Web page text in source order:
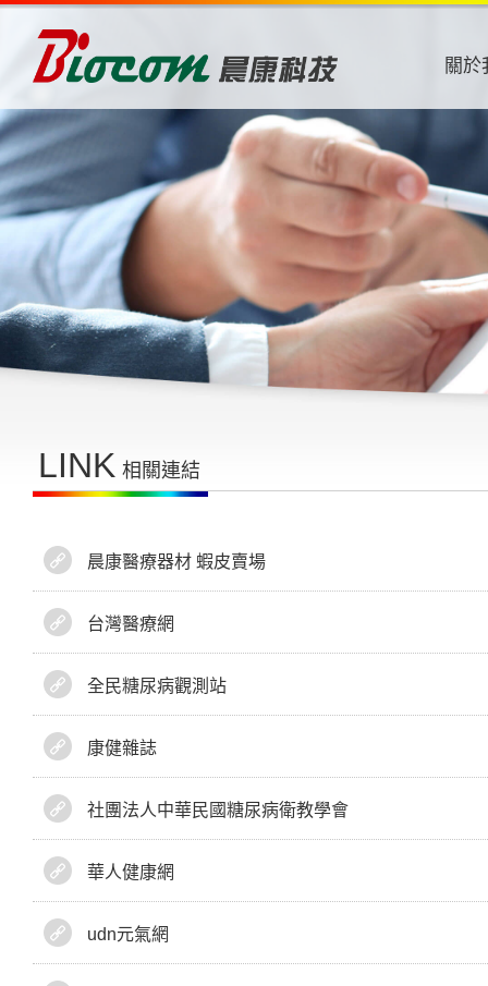
關於
LINK 相關連結
晨康醫療器材 蝦皮賣場
台灣醫療網
全民糖尿病觀測站
康健雜誌
社團法人中華民國糖尿病衛教學會
華人健康網
udn元氣網